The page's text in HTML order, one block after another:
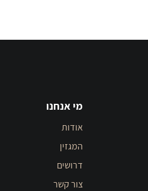
מי אנחנו
אודות
המגזין
דרושים
צור קשר